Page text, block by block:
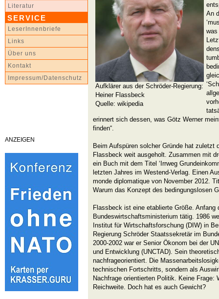
Literatur
SERVICE
LeserInnenbriefe
Links
Über uns
Kontakt
Impressum/Datenschutz
ANZEIGEN
Aufklärer aus der Schröder-Regierung:
Heiner Flassbeck
Quelle: wikipedia
An
was
erinnert sich dessen, was Götz Werner
finden“.
Beim Aufspüren solcher Gründe hat zuletzt
Flassbeck weit ausgeholt. Zusammen mit
ein Buch mit dem Titel ‘Irrweg
letzten Jahres im Westend-Verlag. Einen
monde diplomatique von November 2012.
Warum das Konzept des bedingungslosen
Flassbeck ist eine etablierte Größe. Anfang
Bundeswirtschaftsministerium tätig. 1986
Institut für Wirtschaftsforschung (DIW) in
Regierung Schröder Staatssekretär im
2000-2002 war er Senior Ökonom bei der
und Entwicklung (UNCTAD). Sein
nachfrageorientiert. Die
technischen Fortschritts, sondern als
Nachfrage orientierten Politik. Keine
Reichweite. Doch hat es auch Gewicht?